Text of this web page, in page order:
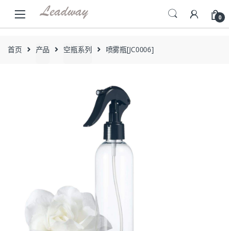
navigation
content
0
首页 产品 空瓶系列 喷雾瓶[JC0006]